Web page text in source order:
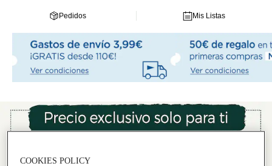
Pedidos Mis Listas
COOKIES POLICY